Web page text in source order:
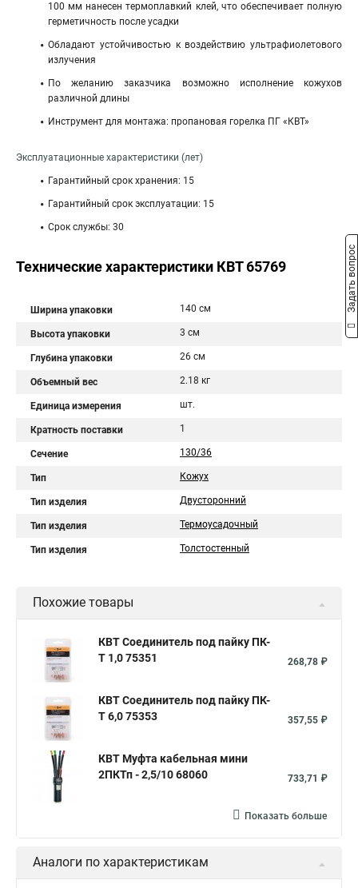
100 мм нанесен термоплавкий клей, что обеспечивает полную
герметичность после усадки
Обладают устойчивостью к воздействию ультрафиолетового
излучения
По желанию заказчика возможно исполнение кожухов
различной длины
Инструмент для монтажа: пропановая горелка ПГ «КВТ»
Эксплуатационные характеристики (лет)
Гарантийный срок хранения: 15
Гарантийный срок эксплуатации: 15
Срок службы: 30
Технические характеристики КВТ 65769
Ширина упаковки 140 см
Высота упаковки 3 см
Глубина упаковки 26 см
Объемный вес 2.18 кг
Единица измерения шт.
Кратность поставки 1
Сечение 130/36
Тип Кожух
Тип изделия Двусторонний
Тип изделия Термоусадочный
Тип изделия Толстостенный
Похожие товары
КВТ Соединитель под пайку ПК-
Т 1,0 75351
268,78 ₽
КВТ Соединитель под пайку ПК-
Т 6,0 75353
357,55 ₽
КВТ Муфта кабельная мини
2ПКТп - 2,5/10 68060
733,71 ₽
Показать больше
Аналоги по характеристикам
Задать вопрос